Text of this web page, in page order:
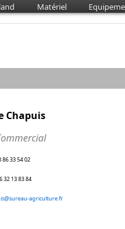
Matériel
Chapuis
86 33 54 02
32 13 83 84
agriculture.fr